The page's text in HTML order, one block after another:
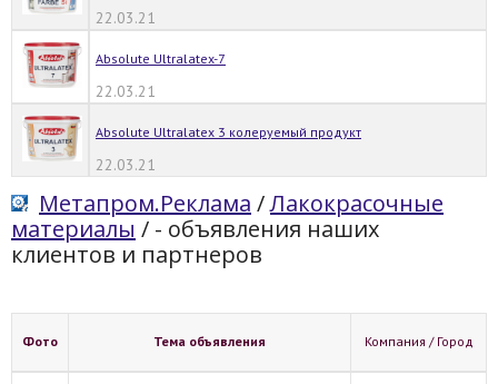
22.03.21
Absolute Ultralatex-7
22.03.21
Absolute Ultralatex 3 колеруемый продукт
22.03.21
Метапром.Реклама /Лакокрасочные
материалы / - объявления наших
клиентов и партнеров
Фото Тема объявления Компания / Город